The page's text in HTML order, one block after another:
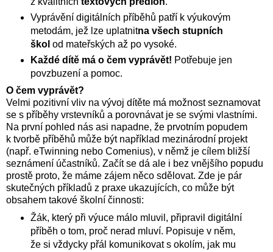
Vyprávění digitálních příběhů patří k výukovým
metodám, jež lze uplatnitna všech stupních
škol od mateřských až po vysoké.
Každé dítě má o čem vyprávět! Potřebuje jen
povzbuzení a pomoc.
O čem vyprávět?
Velmi pozitivní vliv na vývoj dítěte má možnost seznamovat
se s příběhy vrstevníků a porovnávat je se svými vlastními.
Na první pohled nás asi napadne, že prvotním popudem
k tvorbě příběhů může být například mezinárodní projekt
(např. eTwinning nebo Comenius), v němž je cílem bližší
seznámení účastníků. Začít se dá ale i bez vnějšího popudu
prostě proto, že máme zájem něco sdělovat. Zde je pár
skutečných příkladů z praxe ukazujících, co může být
obsahem takové školní činnosti:
Žák, který při výuce málo mluvil, připravil digitální
příběh o tom, proč nerad mluví. Popisuje v něm,
že si vždycky přál komunikovat s okolím, jak mu